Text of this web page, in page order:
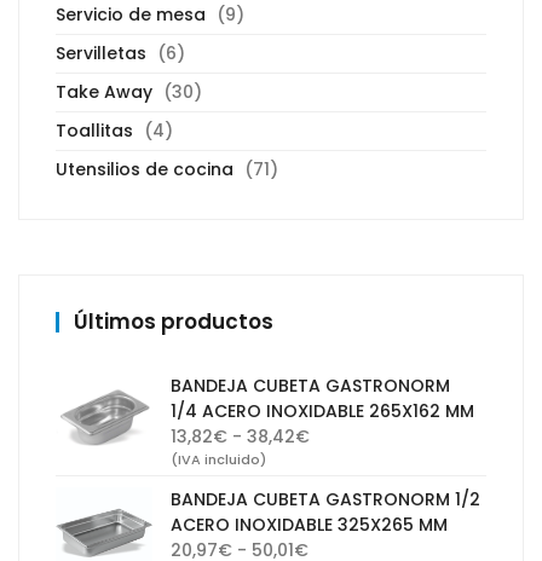
Servicio de mesa (9)
Servilletas (6)
Take Away (30)
Toallitas (4)
Utensilios de cocina (71)
Últimos productos
BANDEJA CUBETA GASTRONORM
1/4 ACERO INOXIDABLE 265X162 MM
13,82€ - 38,42€Rango
desde
13,82€
(IVA incluido)
BANDEJA CUBETA GASTRONORM 1/2
ACERO INOXIDABLE 325X265 MM
20,97€ - 50,01€Rango